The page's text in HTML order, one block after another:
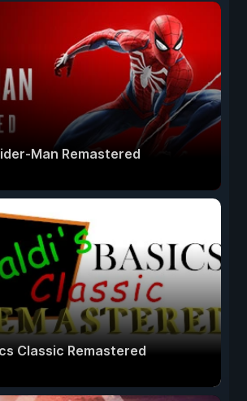
Man Remastered
Classic Remastered